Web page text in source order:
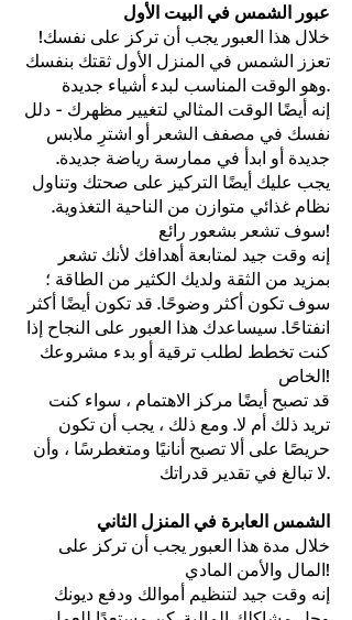
عبور الشمس في البيت الأول
خلال هذا العبور يجب أن تركز على نفسك!
تعزز الشمس في المنزل الأول ثقتك بنفسك
وهو الوقت المناسب لبدء أشياء جديدة.
إنه أيضًا الوقت المثالي لتغيير مظهرك - دلل
نفسك في مصفف الشعر أو اشترِ ملابس
جديدة أو ابدأ في ممارسة رياضة جديدة.
يجب عليك أيضًا التركيز على صحتك وتناول
نظام غذائي متوازن من الناحية التغذوية.
سوف تشعر بشعور رائع!
إنه وقت جيد لمتابعة أهدافك لأنك تشعر
بمزيد من الثقة ولديك الكثير من الطاقة ؛
سوف تكون أكثر وضوحًا. قد تكون أيضًا أكثر
انفتاحًا. سيساعدك هذا العبور على النجاح إذا
كنت تخطط لطلب ترقية أو بدء مشروعك
الخاص!
قد تصبح أيضًا مركز الاهتمام ، سواء كنت
تريد ذلك أم لا. ومع ذلك ، يجب أن تكون
حريصًا على ألا تصبح أنانيًا ومتغطرسًا ، وأن
لا تبالغ في تقدير قدراتك.
الشمس العابرة في المنزل الثاني
خلال مدة هذا العبور يجب أن تركز على
المال والأمن المادي!
إنه وقت جيد لتنظيم أموالك ودفع ديونك